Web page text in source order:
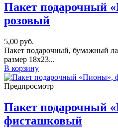
Пакет подарочный
розовый
5,00 руб.
Пакет подарочный, бумажный
размер 18х23...
В корзину
Предпросмотр
Пакет подарочный
фисташковый